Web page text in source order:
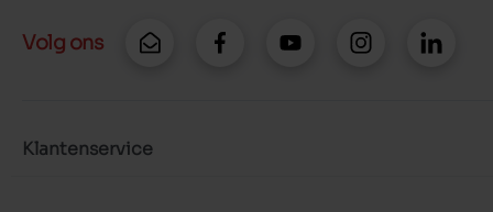
Volg ons
Klantenservice